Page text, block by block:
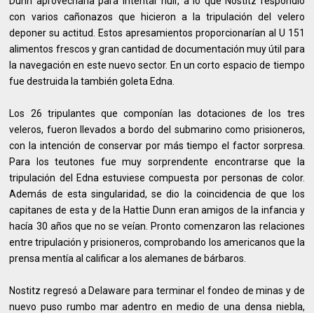
con varios cañonazos que hicieron a la tripulación del velero
deponer su actitud. Estos apresamientos proporcionarían al U 151
alimentos frescos y gran cantidad de documentación muy útil para
la navegación en este nuevo sector. En un corto espacio de tiempo
fue destruida la también goleta Edna.
Los 26 tripulantes que componían las dotaciones de los tres
veleros, fueron llevados a bordo del submarino como prisioneros,
con la intención de conservar por más tiempo el factor sorpresa.
Para los teutones fue muy sorprendente encontrarse que la
tripulación del Edna estuviese compuesta por personas de color.
Además de esta singularidad, se dio la coincidencia de que los
capitanes de esta y de la Hattie Dunn eran amigos de la infancia y
hacía 30 años que no se veían. Pronto comenzaron las relaciones
entre tripulación y prisioneros, comprobando los americanos que la
prensa mentía al calificar a los alemanes de bárbaros.
Nostitz regresó a Delaware para terminar el fondeo de minas y de
nuevo puso rumbo mar adentro en medio de una densa niebla,